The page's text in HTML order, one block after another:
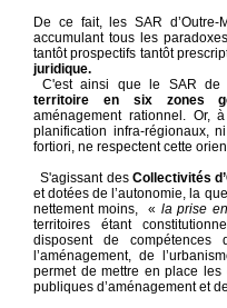
De ce fait, les SAR
accumulant tous les
tantôt prospectifs tantôt
juridique.
C'est ainsi que le SAR
territoire en six zones
aménagement rationnel. Or,
planification infra-régionaux,
fortiori, ne respectent cette
S'agissant des Collectivités
et dotées de l’autonomie, la
nettement moins, « la prise
territoires étant
disposent de
l’aménagement, de
permet de mettre en place
publiques d’aménagement et